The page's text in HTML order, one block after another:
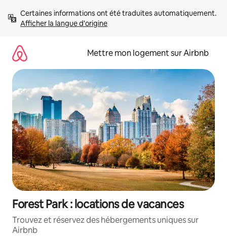
directement
Afficher la langue d'origine
Mettre mon logement sur Airbnb
Forest Park : locations de vacances
Trouvez et réservez des hébergements uniques sur
Airbnb